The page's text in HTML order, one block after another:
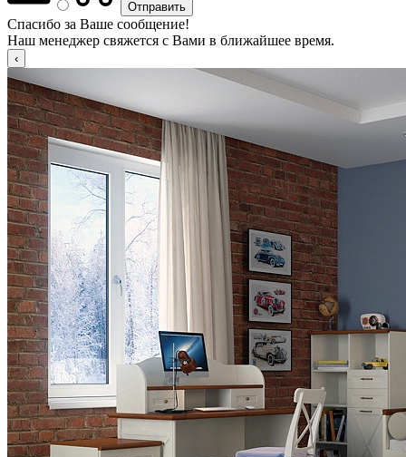
Спасибо за Ваше сообщение!
Наш менеджер свяжется с Вами в ближайшее время.